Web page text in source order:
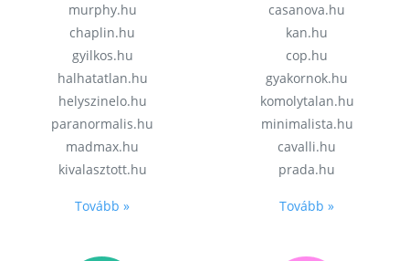
murphy.hu
chaplin.hu
gyilkos.hu
halhatatlan.hu
helyszinelo.hu
paranormalis.hu
madmax.hu
kivalasztott.hu
Tovább »
casanova.hu
kan.hu
cop.hu
gyakornok.hu
komolytalan.hu
minimalista.hu
cavalli.hu
prada.hu
Tovább »